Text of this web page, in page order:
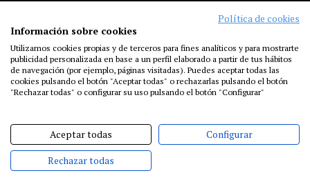
COOKIES
Política de cookies
Información sobre cookies
Utilizamos cookies propias y de terceros para fines analíticos y para mostrarte
publicidad personalizada en base a un perfil elaborado a partir de tus hábitos
de navegación (por ejemplo, páginas visitadas). Puedes aceptar todas las
cookies pulsando el botón "Aceptar todas" o rechazarlas pulsando el botón
"Rechazar todas" o configurar su uso pulsando el botón "Configurar"
Aceptar todas Configurar
Rechazar todas